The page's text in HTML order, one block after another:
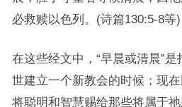
必救赎以色列。(诗篇130:5-8等)
在这些经文中，“早晨或清晨”
世建立一个新教会的时候；现
将聪明和智慧赐给那些将属于